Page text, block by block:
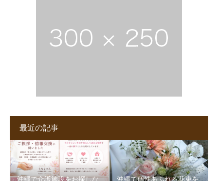
最近の記事
沖縄で介護施設をお探しな
沖縄で個性あふれる花束を